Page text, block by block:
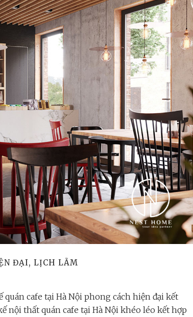
ĐẠI, LỊCH LÃM
quán cafe tại Hà Nội phong cách hiện đại kết
nội thất quán cafe tại Hà Nội khéo léo kết hợp